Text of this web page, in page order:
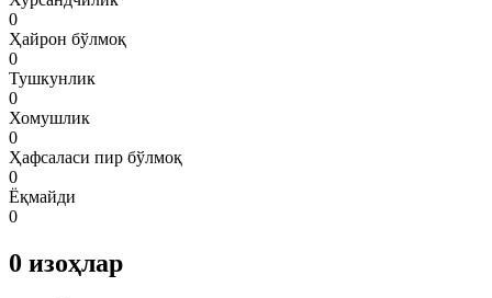
0
Ҳайрон бўлмоқ
0
Тушкунлик
0
Хомушлик
0
Ҳафсаласи пир бўлмоқ
0
Ёқмайди
0
0 изоҳлар